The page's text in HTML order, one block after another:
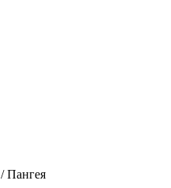
/ Пангея